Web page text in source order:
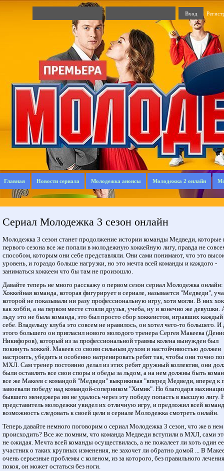
Главная Новости сериала Молодежка анонсы Молодежка 2 онлайн
Сериал Молодежка 3 сезон онлайн
Молодежка 3 сезон станет продолжение истории команды Медведи, которые
первого сезона все же попали в молодежную хоккейную лигу, правда не
способом, которым они себе представляли. Они сами понимают, что это
уровень, и гораздо больше нагрузки, но это мечта всей команды и каждого -
заниматься хоккеем что бы там не произошло.
Давайте теперь не много расскажу о первом сезон сериал Молодежка онлайн:
Хоккейная команда, которая фигурирует в сериале, называется "Медведи",
которой не показывали ни разу профессиональную игру, хотя могли. В них
как хобби, а на первом месте стояли друзья, учеба, ну и конечно же девушки.
льду это не была команда, это был просто сбор хоккеистов, игравших
себе. Владельцу клуба это совсем не нравилось, он хотел чего-то большего. И
этого большего он пригласил нового молодого тренера Сергея Макеева
Никифоров), который из за профессиональной травмы колена вынужден был
покинуть хоккей. Макеев со своим сильным духом и настойчивостью должен
настроить, убедить и особенно натренировать ребят так, чтобы они точно
МХЛ. Сам тренер постоянно делал из этих ребят дружный коллектив, они
были оставлять все свои споры и обеды за льдом, а на нем должны быть
все же Макеев с командой "Медведи" выкрикивая "вперед Медведи, вперед к
завоевали победу над командой-соперником "Химик". Но благодаря
бывшего менеджера им не удалось через эту победу попасть в высшую лигу.
представитель молодежки увидел их отличную игру, и предложил всей
возможность следовать к своей цели в сериале Молодежка смотреть онлайн.
Теперь давайте немного поговорим о сериал Молодежка 3 сезон, что же в нем
происходить? Все же помним, что команда Медведи вступили в МХЛ, сами
не ожидая. Мечта всей команды осуществилась, а не пожалеет ли хоть один ее
участник о таких крупных изменения, не захочет ли обратно домой ... В
очень серьезные проблемы с коленом, из за которого, без правильного
покоя, он может остаться без ноги.